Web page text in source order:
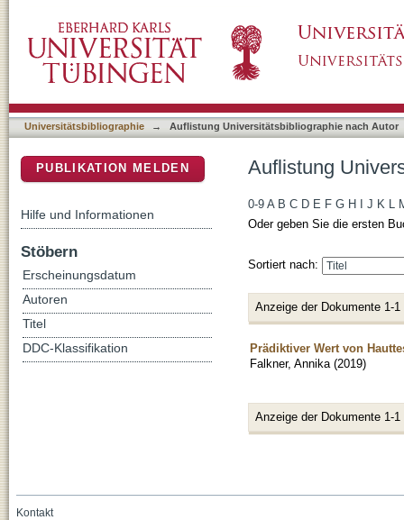
Universitätsbibliographie → Auflistung Universitätsbibliographie nach Autor
Auflistung
0-9 A B C D E F G H J K L
Oder geben Sie die ersten
Sortiert nach:
Anzeige der Dokumente 1-1
Prädiktiver Wert von
Falkner, Annika (2019)
Anzeige der Dokumente 1-1
PUBLIKATION MELDEN
Hilfe und Informationen
Stöbern
Erscheinungsdatum
Autoren
Titel
DDC-Klassifikation
Kontakt